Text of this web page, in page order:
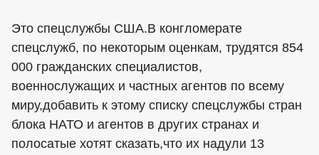
Это спецслужбы США.В конгломерате
спецслужб, по некоторым оценкам, трудятся 854
000 гражданских специалистов,
военнослужащих и частных агентов по всему
миру,добавить к этому списку спецслужбы стран
блока НАТО и агентов в других странах и
полосатые хотят сказать,что их надули 13